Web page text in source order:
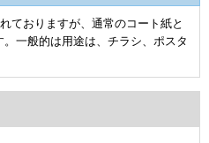
ておりますが、通常のコート紙と
一般的は用途は、チラシ、ポスタ